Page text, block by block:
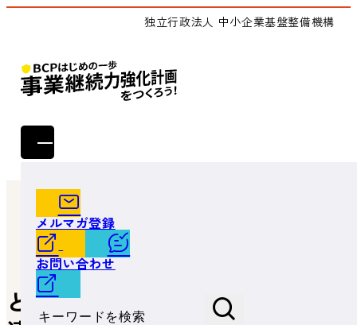
独立行政法人 中小企業基盤整備機構
メルマガ登録
お問い合わせ
サイト内検索
トップ
ジギョケイの策定
「事業継続力強化計画」(連携型)の作り方
どんな災害が起こりうるの？ ～連携事業者すべてが、ハザ
ードマップを確認～
どんな災害が起こりうるの？ ～